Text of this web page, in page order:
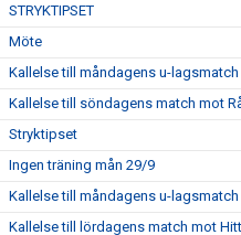
STRYKTIPSET
Möte
Kallelse till måndagens u-
Kallelse till söndagens match mot
Stryktipset
Ingen träning mån 29/9
Kallelse till måndagens u-
Kallelse till lördagens match mot